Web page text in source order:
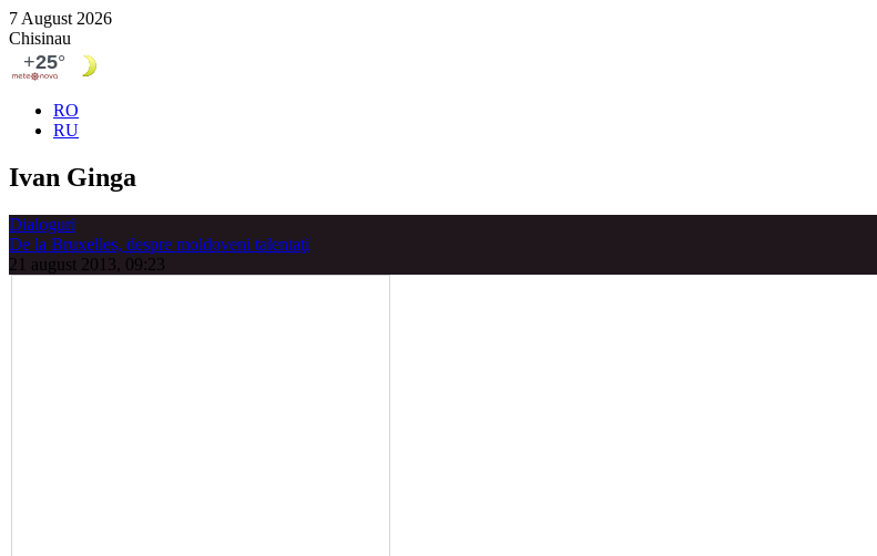
7 August 2026
Chisinau
RO
RU
Ivan Ginga
Dialoguri
De la Bruxelles, despre moldoveni talentaţi
21 august 2013, 09:23